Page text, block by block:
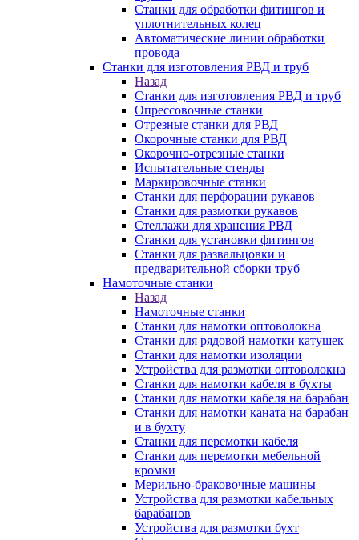
Станки для обработки фитингов и
уплотнительных колец
Автоматические линии обработки
провода
Станки для изготовления РВД и труб
Назад
Станки для изготовления РВД и труб
Опрессовочные станки
Отрезные станки для РВД
Окорочные станки для РВД
Окорочно-отрезные станки
Испытательные стенды
Маркировочные станки
Станки для перфорации рукавов
Станки для размотки рукавов
Стеллажи для хранения РВД
Станки для установки фитингов
Станки для развальцовки и
предварительной сборки труб
Намоточные станки
Назад
Намоточные станки
Станки для намотки оптоволокна
Станки для рядовой намотки катушек
Станки для намотки изоляции
Устройства для размотки оптоволокна
Станки для намотки кабеля в бухты
Станки для намотки кабеля на барабан
Станки для намотки каната на барабан
и в бухту
Станки для перемотки кабеля
Станки для перемотки мебельной
кромки
Мерильно-браковочные машины
Устройства для размотки кабельных
барабанов
Устройства для размотки бухт